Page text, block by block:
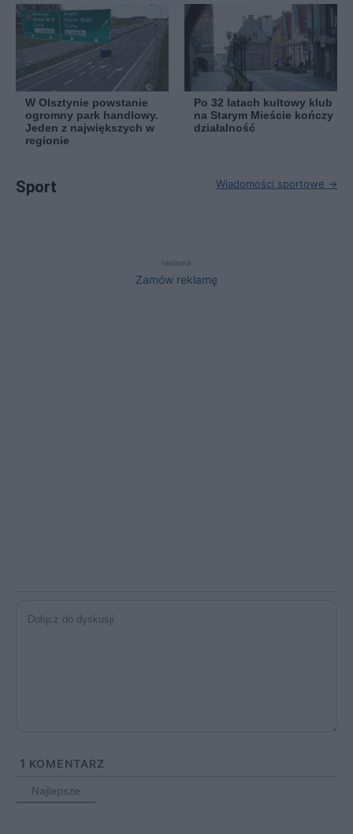
W Olsztynie powstanie
ogromny park handlowy.
Jeden z największych w
regionie
Po 32 latach kultowy klub
na Starym Mieście kończy
działalność
Sport Wiadomości sportowe →
reklama
Zamów reklamę
1 KOMENTARZ
Najlepsze